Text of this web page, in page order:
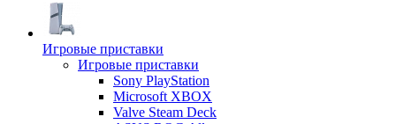
Игровые приставки
Игровые приставки
Sony PlayStation
Microsoft XBOX
Valve Steam Deck